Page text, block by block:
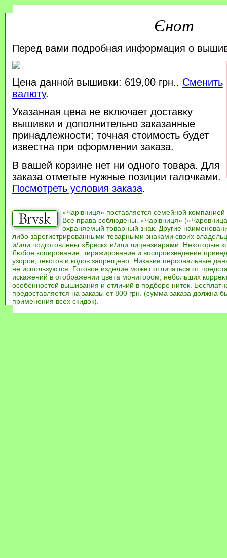
Єнот
Перед вами подробная информация о
Цена данной вышивки: 619,00 грн.. Сменить
валюту.
Указанная цена не включает доставку
вышивки и дополнительно заказанные
принадлежности; точная стоимость будет
известна при оформлении заказа.
В вашей корзине нет ни одного товара. Для
заказа отметьте нужные позиции галочками.
Посмотреть условия заказа.
«Чарівниця» поставляется семейной компанией
Все права соблюдены. «Чарівниця»
охраняемый товарный знак. Другие
либо зарегистрированными товарными знаками своих
и/или подготовлены «Брвск» и/или лицензиарами. Некоторые
Любое копирование, тиражирование и воспроизведение
узоров, текстов и кодов запрещено. Никакие персональные
не используются. Готовое изделие может отличаться от
искажений в отображении цвета монитором, небольших
особенностей вышивания и отличий в подборе ниток.
предоставляется на заказы от 800 грн. (сумма заказа должна
применения всех скидок).